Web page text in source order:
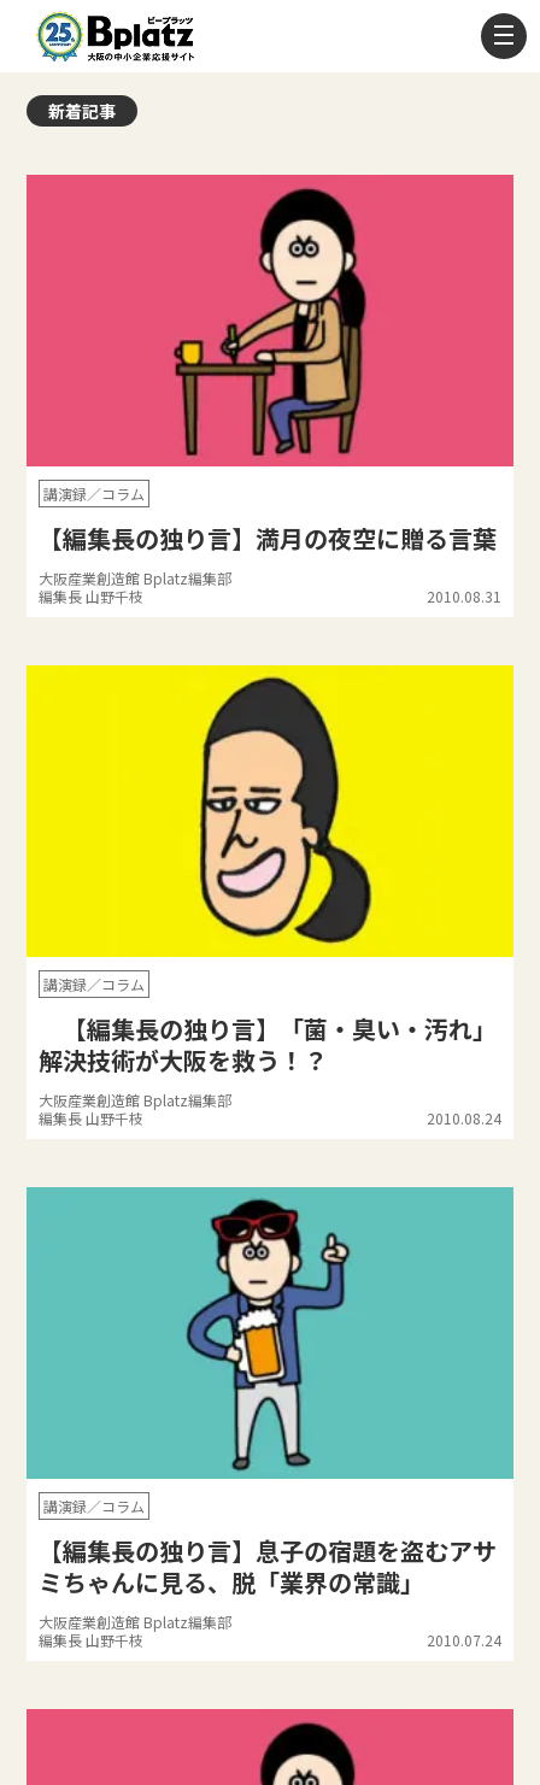
新着記事
講演録／コラム
【編集長の独り言】満月の夜空に贈る言葉
大阪産業創造館 Bplatz編集部
編集長 山野千枝
2010.08.31
講演録／コラム
【編集長の独り言】「菌・臭い・汚れ」
解決技術が大阪を救う！？
大阪産業創造館 Bplatz編集部
編集長 山野千枝
2010.08.24
講演録／コラム
【編集長の独り言】息子の宿題を盗むアサ
ミちゃんに見る、脱「業界の常識」
大阪産業創造館 Bplatz編集部
編集長 山野千枝
2010.07.24